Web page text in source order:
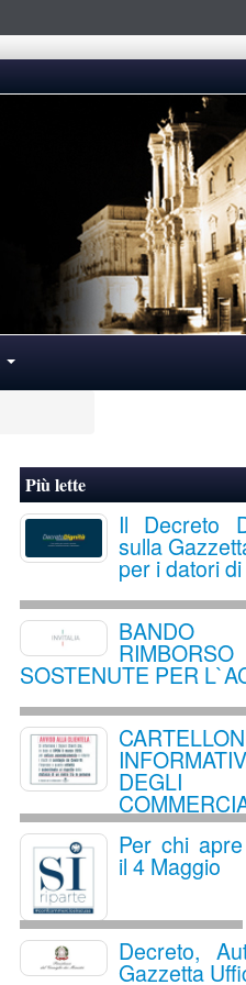
Più lette
Il Decreto
sulla
per i datori
SOSTENUTE PER
DEGLI
Per chi apre
il 4 Maggio
Decreto,
Gazzetta